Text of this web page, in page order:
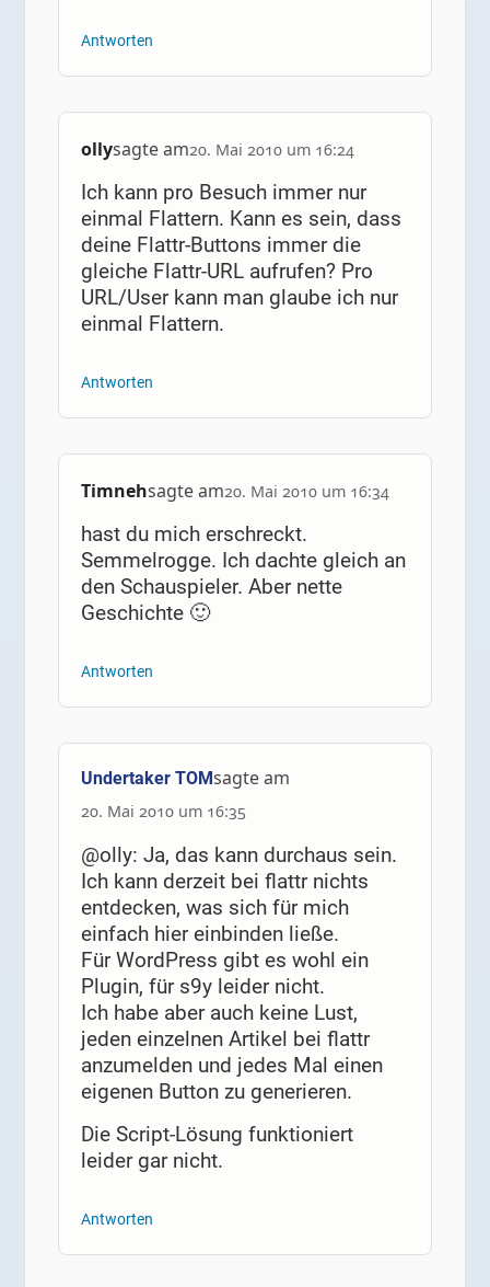
Antworten
ollysagte am20. Mai 2010 um 16:24
Ich kann pro Besuch immer nur
einmal Flattern. Kann es sein, dass
deine Flattr-Buttons immer die
gleiche Flattr-URL aufrufen? Pro
URL/User kann man glaube ich nur
einmal Flattern.
Antworten
Timnehsagte am20. Mai 2010 um 16:34
hast du mich erschreckt.
Semmelrogge. Ich dachte gleich an
den Schauspieler. Aber nette
Geschichte 🙂
Antworten
Undertaker TOMsagte am
20. Mai 2010 um 16:35
@olly: Ja, das kann durchaus sein.
Ich kann derzeit bei flattr nichts
entdecken, was sich für mich
einfach hier einbinden ließe.
Für WordPress gibt es wohl ein
Plugin, für s9y leider nicht.
Ich habe aber auch keine Lust,
jeden einzelnen Artikel bei flattr
anzumelden und jedes Mal einen
eigenen Button zu generieren.
Die Script-Lösung funktioniert
leider gar nicht.
Antworten